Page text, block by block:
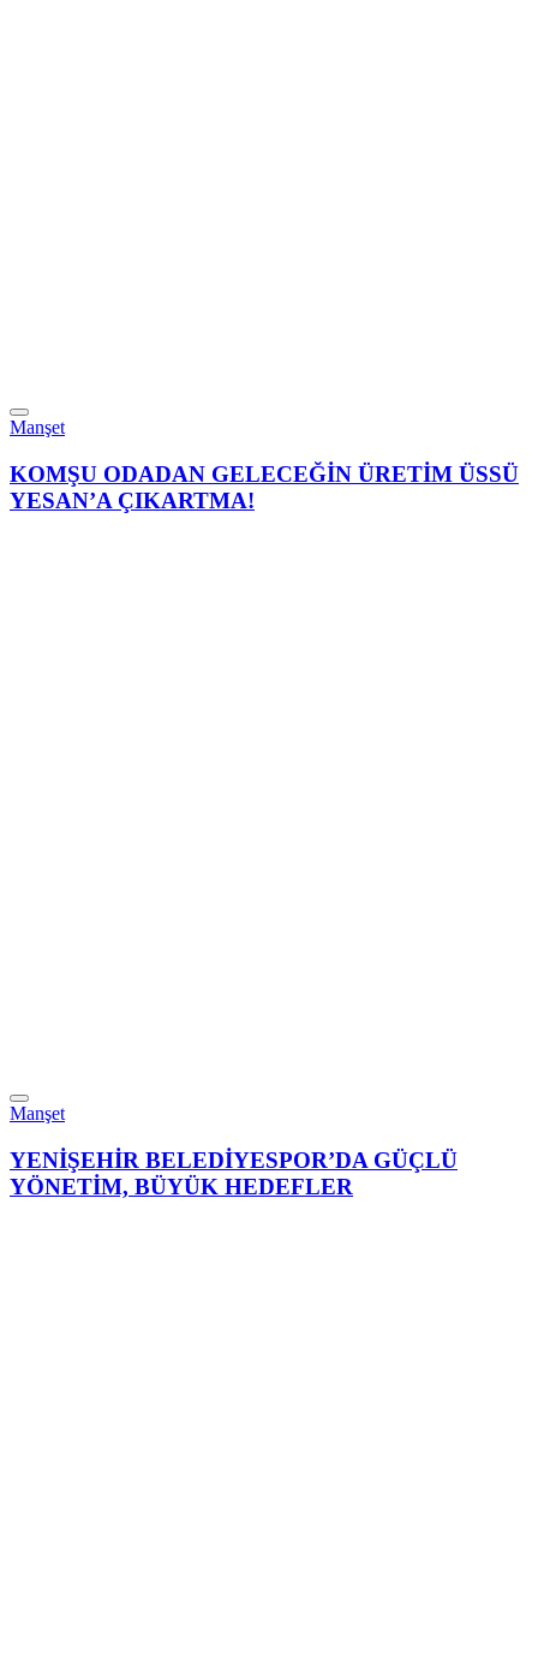
Manşet
KOMŞU ODADAN GELECEĞİN ÜRETİM ÜSSÜ
YESAN’A ÇIKARTMA!
Manşet
YENİŞEHİR BELEDİYESPOR’DA GÜÇLÜ
YÖNETİM, BÜYÜK HEDEFLER